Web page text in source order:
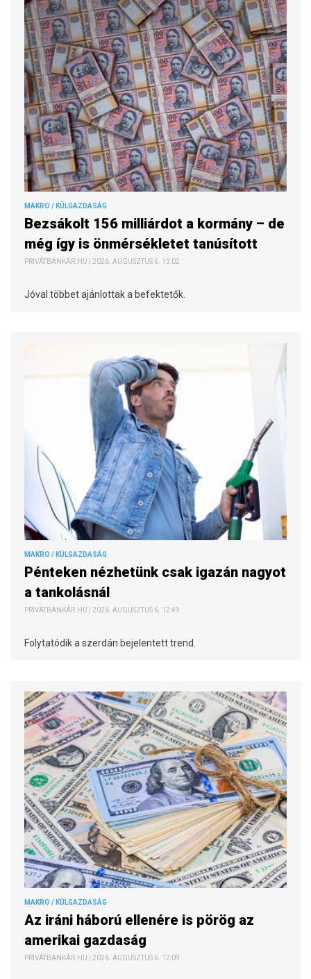
MAKRO / KÜLGAZDASÁG
Bezsákolt 156 milliárdot a kormány – de
még így is önmérsékletet tanúsított
PRIVÁTBANKÁR.HU | 2026. AUGUSZTUS 6. 13:02
Jóval többet ajánlottak a befektetők.
MAKRO / KÜLGAZDASÁG
Pénteken nézhetünk csak igazán nagyot
a tankolásnál
PRIVÁTBANKÁR.HU | 2026. AUGUSZTUS 6. 12:49
Folytatódik a szerdán bejelentett trend.
MAKRO / KÜLGAZDASÁG
Az iráni háború ellenére is pörög az
amerikai gazdaság
PRIVÁTBANKÁR.HU | 2026. AUGUSZTUS 6. 12:09